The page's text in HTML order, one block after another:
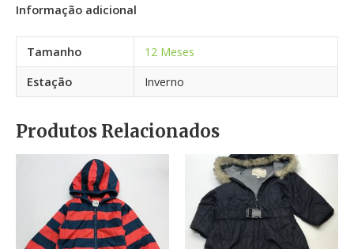
Informação adicional
Tamanho
12 Meses
Estação
Inverno
Produtos Relacionados